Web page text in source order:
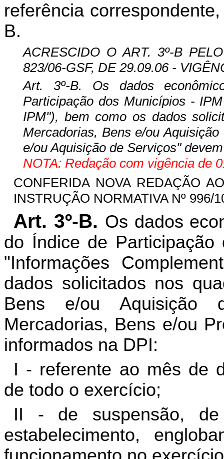
referência
B.
ACRESCIDO O ART. 3º-B
823/06-GSF, DE 29.09.06 -
Art. 3º-B. Os dados
Participação dos Municípios -
IPM"), bem como os dados
Mercadorias, Bens e/ou
e/ou Aquisição de Serviços"
NOTA: Redação com vigência de
CONFERIDA NOVA REDAÇÃO
INSTRUÇÃO NORMATIVA Nº 996/
Art. 3º-B. Os dados
do Índice de
"Informações
dados solicitados nos
Bens e/ou Aquisição
Mercadorias, Bens e/ou
informados na DPI:
I - referente ao mês de
de todo o exercício;
II - de suspensão,
estabelecimento,